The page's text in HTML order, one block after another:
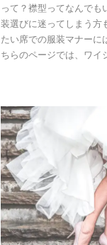
って？襟型ってなんでも
装選びに迷ってしまう方
たい席での服装マナー
ちらのページでは、ワイ